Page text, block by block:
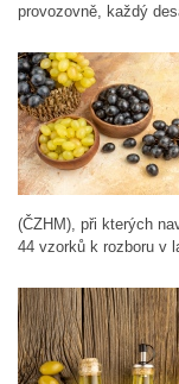
provozovně, každý
(ČZHM), při kterých
44 vzorků k rozboru v